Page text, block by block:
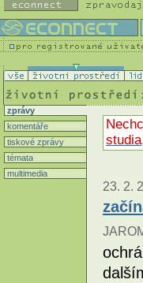
zprávy
komentáře
tiskové zprávy
témata
multimedia
studia
23. 2.